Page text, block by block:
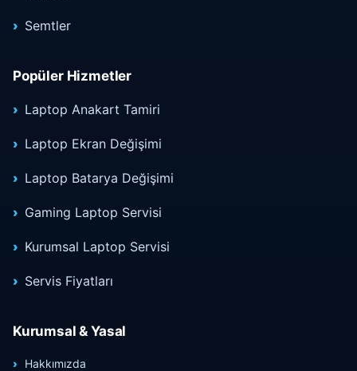
Semtler
Popüler Hizmetler
Laptop Anakart Tamiri
Laptop Ekran Değişimi
Laptop Batarya Değişimi
Gaming Laptop Servisi
Kurumsal Laptop Servisi
Servis Fiyatları
Kurumsal & Yasal
Hakkımızda